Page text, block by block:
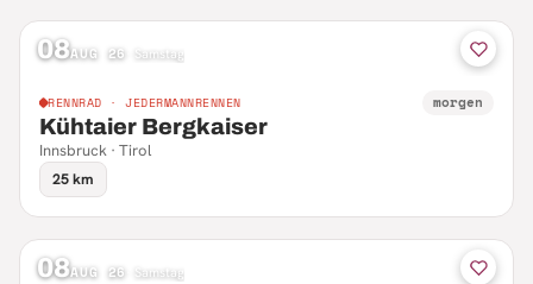
08AUG 26 Samstag
RENNRAD · JEDERMANNRENNEN morgen
Kühtaier Bergkaiser
Innsbruck · Tirol
25 km
08AUG 26 Samstag